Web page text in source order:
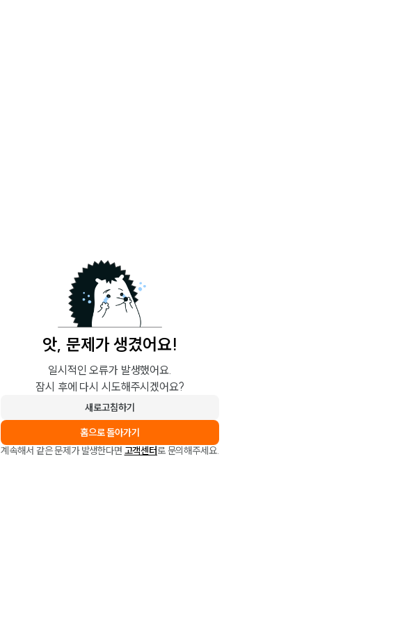
앗, 문제가 생겼어요!
일시적인 오류가 발생했어요.
잠시 후에 다시 시도해주시겠어요?
새로고침하기
홈으로 돌아가기
계속해서 같은 문제가 발생한다면 고객센터로 문의해주세요.